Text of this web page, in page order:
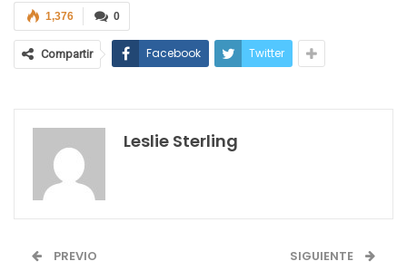
0
1,376
Compartir Facebook Twitter
Leslie Sterling
PREVIO SIGUIENTE